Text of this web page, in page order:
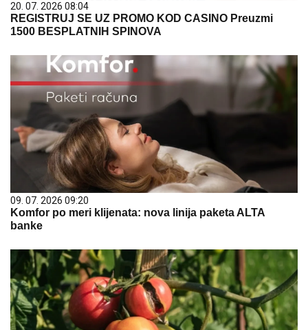
20. 07. 2026 08:04
REGISTRUJ SE UZ PROMO KOD CASINO Preuzmi
1500 BESPLATNIH SPINOVA
09. 07. 2026 09:20
Komfor po meri klijenata: nova linija paketa ALTA
banke